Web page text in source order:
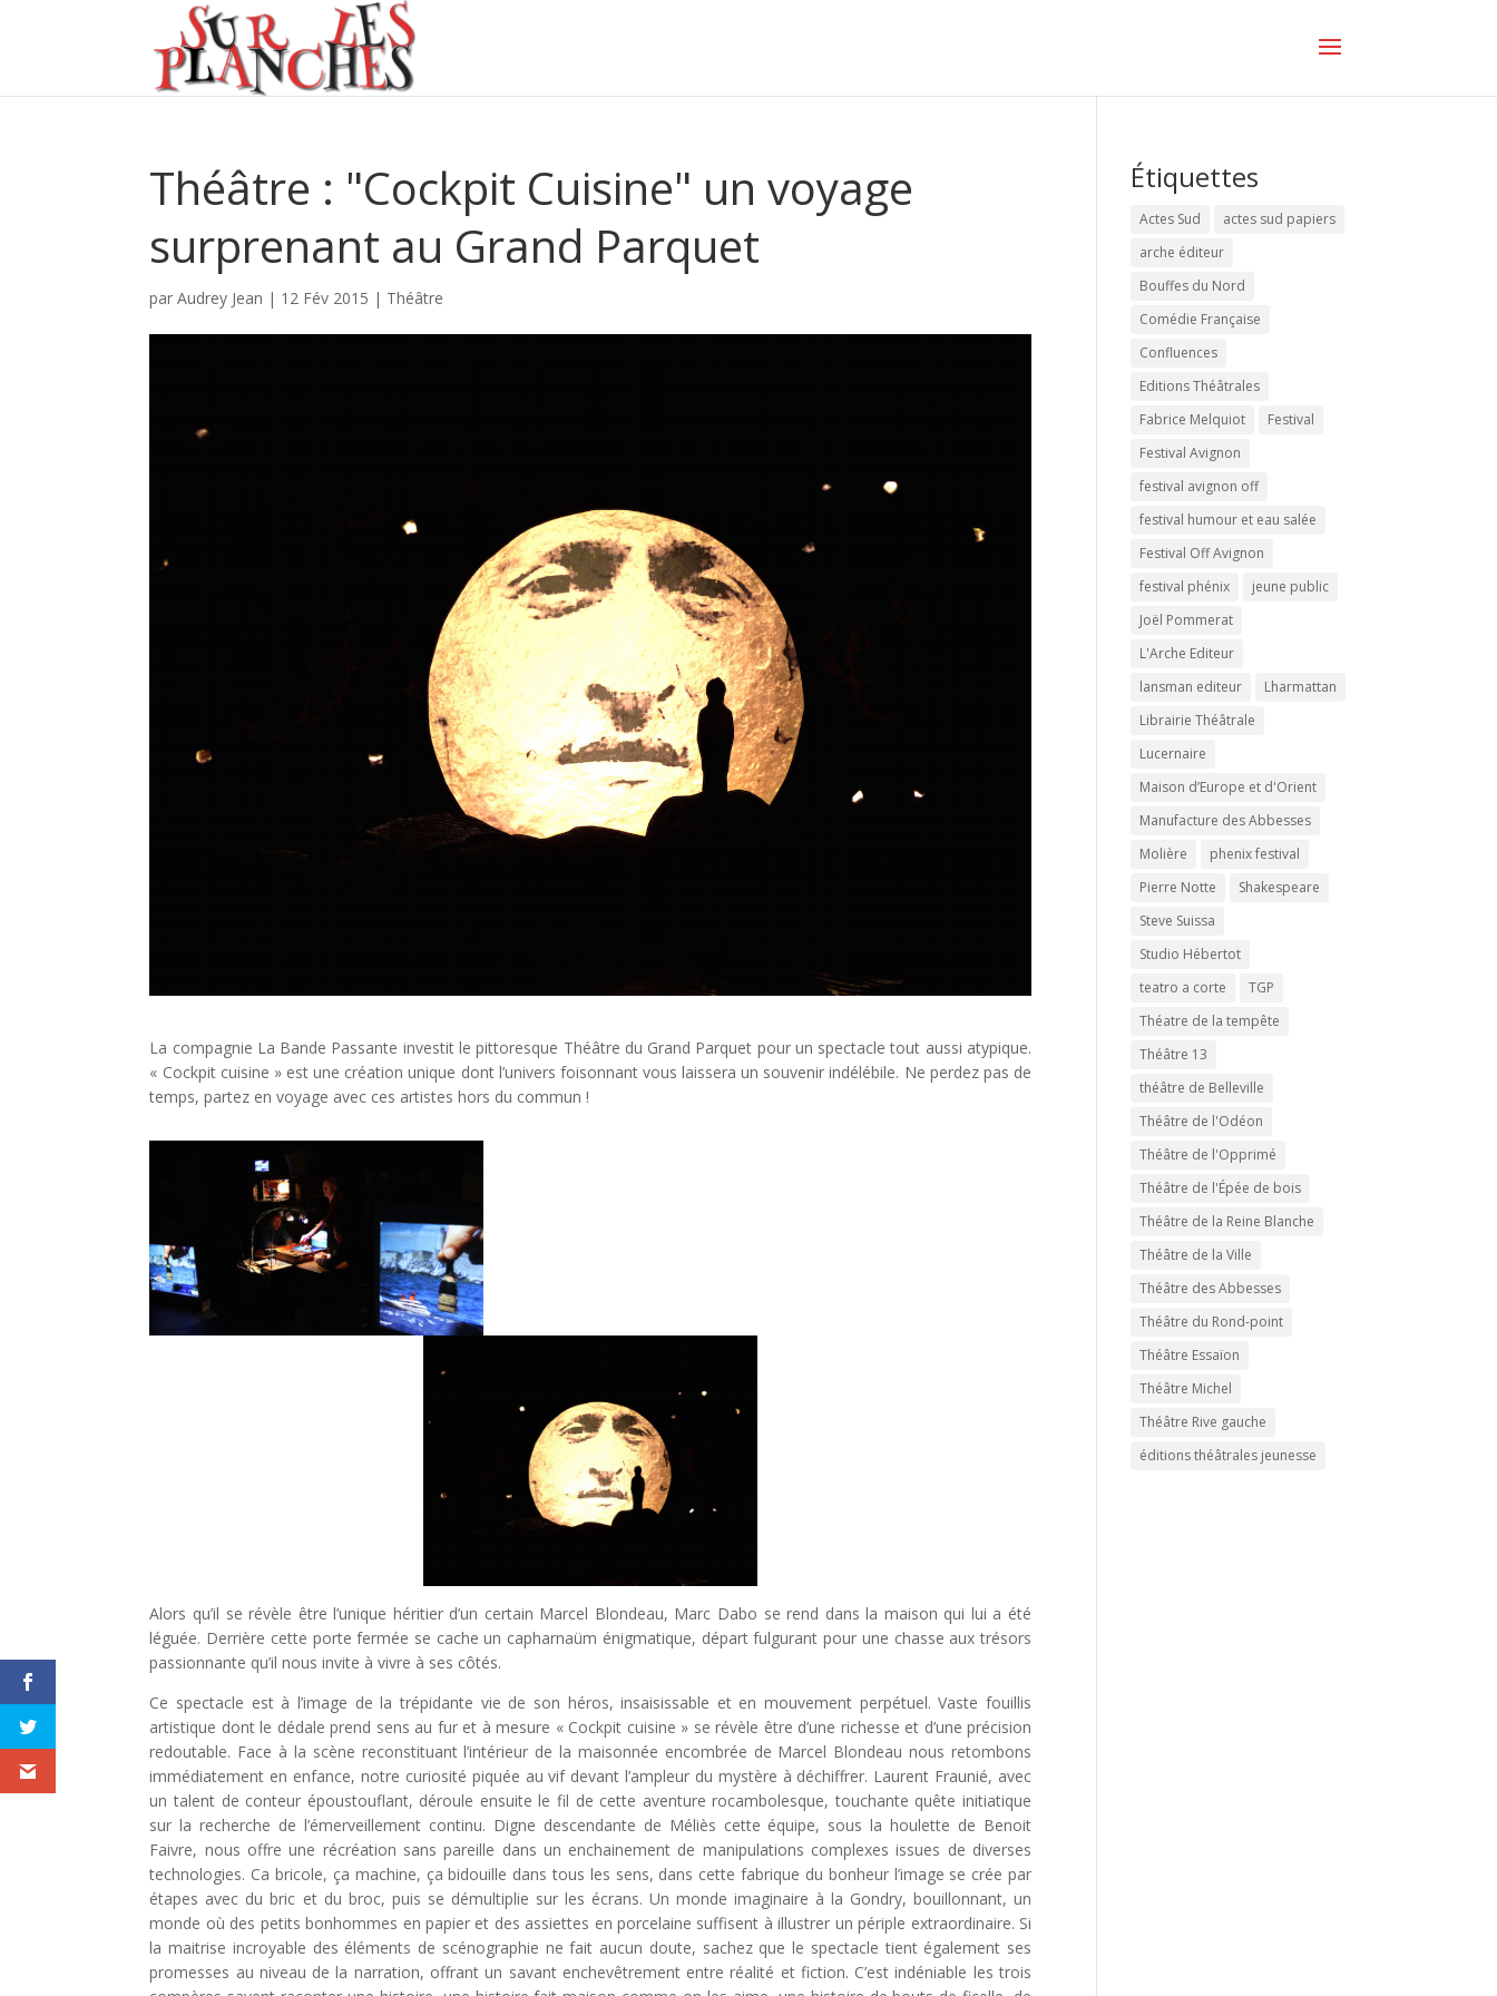
Théâtre : "Cockpit Cuisine" un voyage
surprenant au Grand Parquet
parAudrey Jean | 12 Fév 2015 | Théâtre
La compagnie La Bande Passante investit le pittoresque Théâtre du Grand Parquet pour un spectacle tout aussi atypique.
« Cockpit cuisine » est une création unique dont l’univers foisonnant vous laissera un souvenir indélébile. Ne perdez pas de
temps, partez en voyage avec ces artistes hors du commun !
Alors qu’il se révèle être l’unique héritier d’un certain Marcel Blondeau, Marc Dabo se rend dans la maison qui lui a été
léguée. Derrière cette porte fermée se cache un capharnaüm énigmatique, départ fulgurant pour une chasse aux trésors
passionnante qu’il nous invite à vivre à ses côtés.
Ce spectacle est à l’image de la trépidante vie de son héros, insaisissable et en mouvement perpétuel. Vaste fouillis
artistique dont le dédale prend sens au fur et à mesure « Cockpit cuisine » se révèle être d’une richesse et d’une précision
redoutable. Face à la scène reconstituant l’intérieur de la maisonnée encombrée de Marcel Blondeau nous retombons
immédiatement en enfance, notre curiosité piquée au vif devant l’ampleur du mystère à déchiffrer. Laurent Fraunié, avec
un talent de conteur époustouflant, déroule ensuite le fil de cette aventure rocambolesque, touchante quête initiatique
sur la recherche de l’émerveillement continu. Digne descendante de Méliès cette équipe, sous la houlette de Benoit
Faivre, nous offre une récréation sans pareille dans un enchainement de manipulations complexes issues de diverses
technologies. Ca bricole, ça machine, ça bidouille dans tous les sens, dans cette fabrique du bonheur l’image se crée par
étapes avec du bric et du broc, puis se démultiplie sur les écrans. Un monde imaginaire à la Gondry, bouillonnant, un
monde où des petits bonhommes en papier et des assiettes en porcelaine suffisent à illustrer un périple extraordinaire. Si
la maitrise incroyable des éléments de scénographie ne fait aucun doute, sachez que le spectacle tient également ses
promesses au niveau de la narration, offrant un savant enchevêtrement entre réalité et fiction. C’est indéniable les trois
Étiquettes
Actes Sud
actes sud papiers
arche éditeur
Bouffes du Nord
Comédie Française
Confluences
Editions Théâtrales
Fabrice Melquiot
Festival
Festival Avignon
festival avignon off
festival humour et eau salée
Festival Off Avignon
festival phénix
jeune public
Joël Pommerat
L'Arche Editeur
lansman editeur
Lharmattan
Librairie Théâtrale
Lucernaire
Maison d’Europe et d'Orient
Manufacture des Abbesses
Molière
phenix festival
Pierre Notte
Shakespeare
Steve Suissa
Studio Hébertot
teatro a corte
TGP
Théatre de la tempête
Théâtre 13
théâtre de Belleville
Théâtre de l'Odéon
Théâtre de l'Opprimé
Théâtre de l'Épée de bois
Théâtre de la Reine Blanche
Théâtre de la Ville
Théâtre des Abbesses
Théâtre du Rond-point
Théâtre Essaïon
Théâtre Michel
Théâtre Rive gauche
éditions théâtrales jeunesse